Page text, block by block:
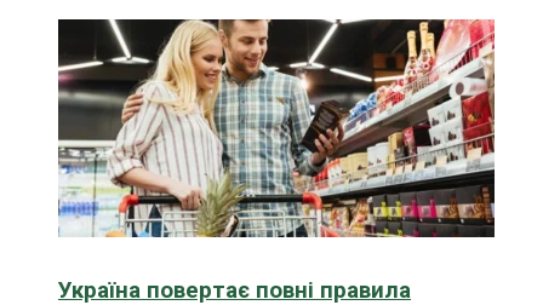
Україна повертає повні правила